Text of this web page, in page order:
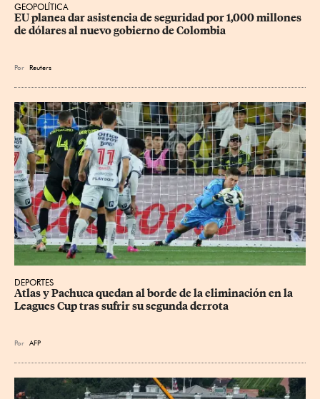
GEOPOLÍTICA
EU planea dar asistencia de seguridad por 1,000 millones
de dólares al nuevo gobierno de Colombia
Por Reuters
DEPORTES
Atlas y Pachuca quedan al borde de la eliminación en la
Leagues Cup tras sufrir su segunda derrota
Por AFP